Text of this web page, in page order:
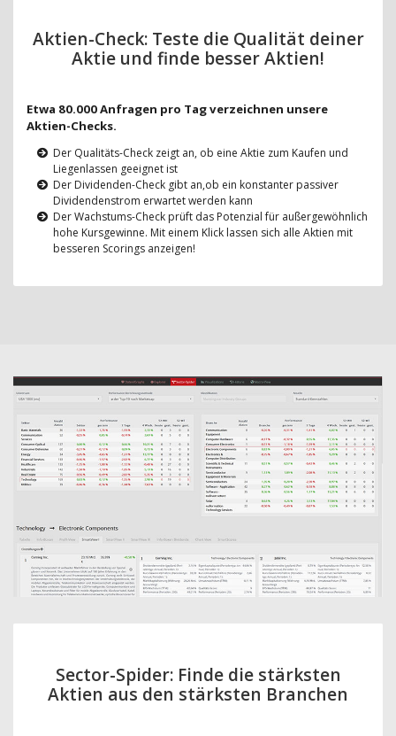
Aktien-Check: Teste die Qualität deiner
Aktie und finde besser Aktien!
Etwa 80.000 Anfragen pro Tag verzeichnen unsere
Aktien-Checks.
Der Qualitäts-Check zeigt an, ob eine Aktie zum Kaufen und
Liegenlassen geeignet ist
Der Dividenden-Check gibt an,ob ein konstanter passiver
Dividendenstrom erwartet werden kann
Der Wachstums-Check prüft das Potenzial für außergewöhnlich
hohe Kursgewinne. Mit einem Klick lassen sich alle Aktien mit
besseren Scorings anzeigen!
Sector-Spider: Finde die stärksten
Aktien aus den stärksten Branchen